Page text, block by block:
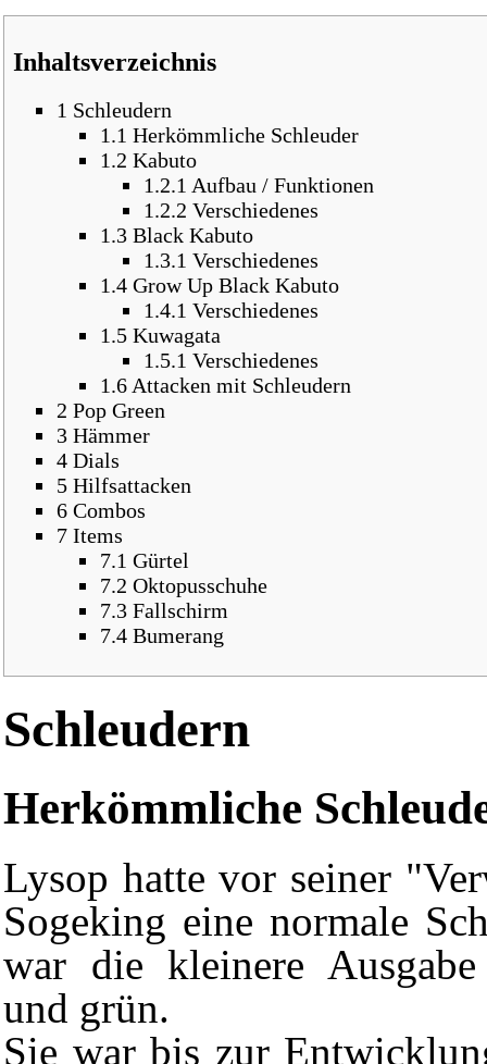
Inhaltsverzeichnis
1 Schleudern
1.1 Herkömmliche Schleuder
1.2 Kabuto
1.2.1 Aufbau / Funktionen
1.2.2 Verschiedenes
1.3 Black Kabuto
1.3.1 Verschiedenes
1.4 Grow Up Black Kabuto
1.4.1 Verschiedenes
1.5 Kuwagata
1.5.1 Verschiedenes
1.6Attacken mit Schleudern
2 Pop Green
3 Hämmer
4 Dials
5 Hilfsattacken
6 Combos
7 Items
7.1 Gürtel
7.2 Oktopusschuhe
7.3 Fallschirm
7.4 Bumerang
Schleudern
Herkömmliche
Lysop hatte vor seiner
Sogeking eine normale
war die kleinere
und grün.
Sie war bis zur